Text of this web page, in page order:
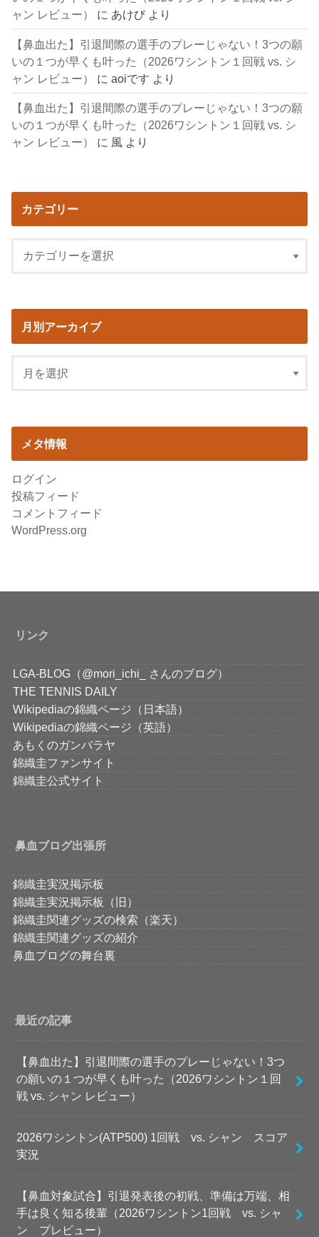
ャン レビュー）
に あけび より
【鼻血出た】引退間際の選手のプレーじゃない！3つの願
いの１つが早くも叶った（2026ワシントン１回戦 vs. シ
ャン レビュー）
にaoiです より
【鼻血出た】引退間際の選手のプレーじゃない！3つの願
いの１つが早くも叶った（2026ワシントン１回戦 vs. シ
ャン レビュー）
に 風 より
カテゴリー
月別アーカイブ
メタ情報
ログイン
投稿フィード
コメントフィード
WordPress.org
リンク
LGA-BLOG（@mori_ichi_ さんのブログ）
THE TENNIS DAILY
Wikipediaの錦織ページ（日本語）
Wikipediaの錦織ページ（英語）
あもくのガンバラヤ
錦織圭ファンサイト
錦織圭公式サイト
鼻血ブログ出張所
錦織圭実況掲示板
錦織圭実況掲示板（旧）
錦織圭関連グッズの検索（楽天）
錦織圭関連グッズの紹介
鼻血ブログの舞台裏
最近の記事
【鼻血出た】引退間際の選手のプレーじゃない！3つ
の願いの１つが早くも叶った（2026ワシントン１回
戦 vs. シャン レビュー）
2026ワシントン(ATP500) 1回戦 vs. シャン スコア
実況
【鼻血対象試合】引退発表後の初戦、準備は万端、相
手は良く知る後輩（2026ワシントン1回戦 vs. シャ
ン プレビュー）